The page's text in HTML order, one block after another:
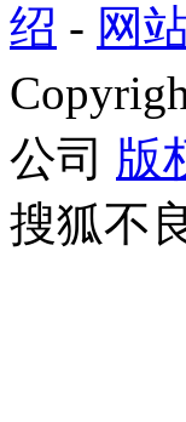
绍 - 网
公司 版
搜狐不